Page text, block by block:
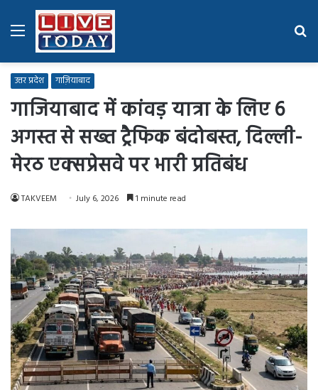
Menu
उत्तर प्रदेश गाज़ियाबाद
गाजियाबाद में कांवड़ यात्रा के लिए 6
अगस्त से सख्त ट्रैफिक बंदोबस्त, दिल्ली-
मेरठ एक्सप्रेसवे पर भारी प्रतिबंध
TAKVEEM July 6, 2026 1 minute read